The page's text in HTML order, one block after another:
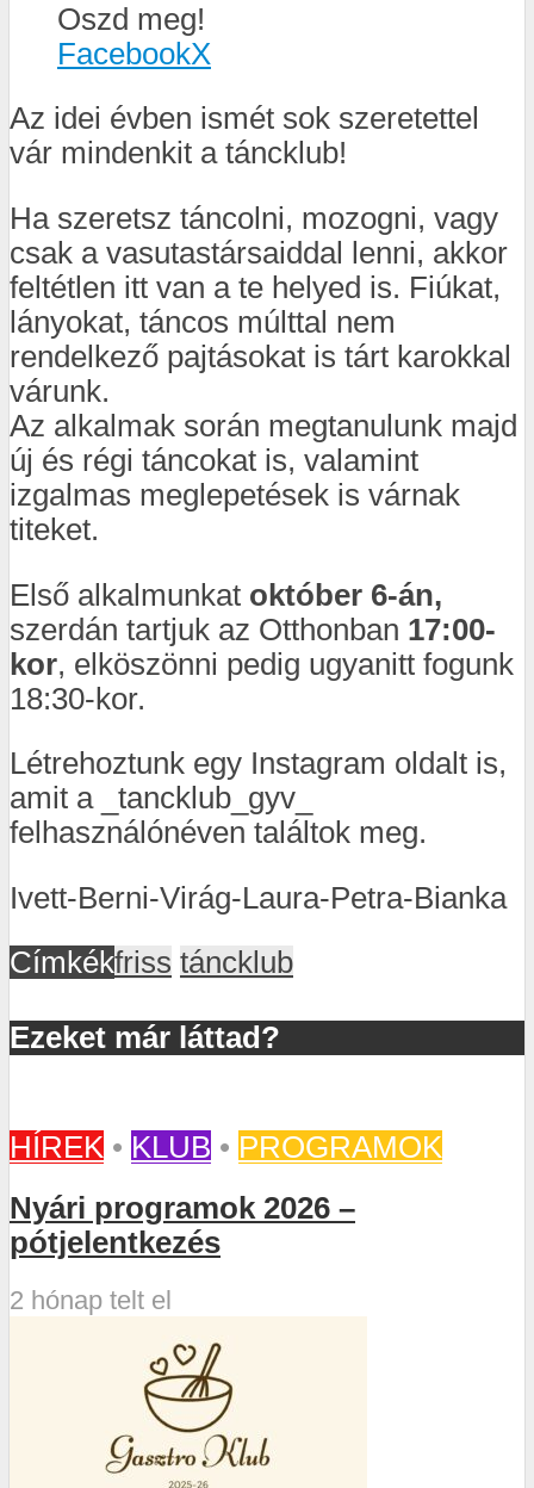
Oszd meg!
FacebookX
Az idei évben ismét sok szeretettel
vár mindenkit a táncklub!
Ha szeretsz táncolni, mozogni, vagy
csak a vasutastársaiddal lenni, akkor
feltétlen itt van a te helyed is. Fiúkat,
lányokat, táncos múlttal nem
rendelkező pajtásokat is tárt karokkal
várunk.
Az alkalmak során megtanulunk majd
új és régi táncokat is, valamint
izgalmas meglepetések is várnak
titeket.
Első alkalmunkat október 6-án,
szerdán tartjuk az Otthonban 17:00-
kor, elköszönni pedig ugyanitt fogunk
18:30-kor.
Létrehoztunk egy Instagram oldalt is,
amit a _tancklub_gyv_
felhasználónéven találtok meg.
Ivett-Berni-Virág-Laura-Petra-Bianka
Címkékfriss táncklub
Ezeket már láttad?
HÍREK • KLUB • PROGRAMOK
Nyári programok 2026 –
pótjelentkezés
2 hónap telt el